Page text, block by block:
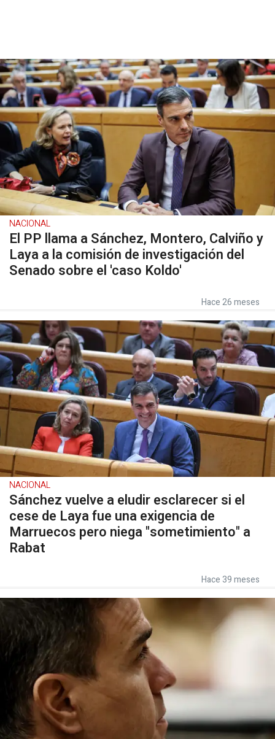
NACIONAL
El PP llama a Sánchez, Montero, Calviño y
Laya a la comisión de investigación del
Senado sobre el 'caso Koldo'
Hace 26 meses
NACIONAL
Sánchez vuelve a eludir esclarecer si el
cese de Laya fue una exigencia de
Marruecos pero niega "sometimiento" a
Rabat
Hace 39 meses